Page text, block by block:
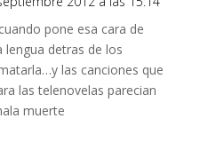
pone esa cara de
lengua detras de los
las canciones que
las telenovelas parecian
muerte